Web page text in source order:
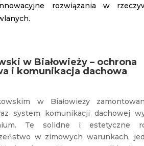
rozwiązania w
w Białowieży – ochrona
i komunikacja dachowa
w Białowieży
system komunikacji dachowej
Te solidne i estetyczne
w zimowych warunkach,